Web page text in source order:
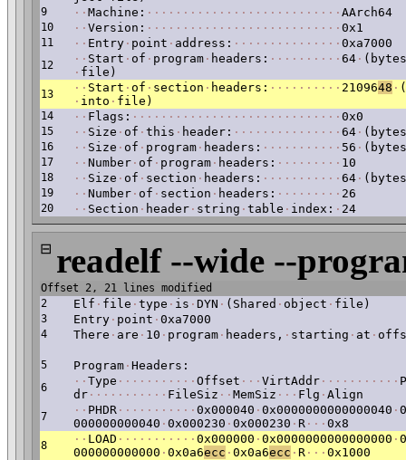
9 · · Machine: · · · · · · · · · · · · · · · · · · · · · · · · · · · AArch64
10 · · Version: · · · · · · · · · · · · · · · · · · · · · · · · · · · 0x1
11 · · Entry · point · address: · · · · · · · · · · · · · · · 0xa7000
12 · · Start · of · program · headers: · · · · · · · · · · 64 · (bytes
· file)
13 · · Start · of · section · headers: · · · · · · · · · · 2109648 ·
· into · file)
14 · · Flags: · · · · · · · · · · · · · · · · · · · · · · · · · · · · · 0x0
15 · · Size · of · this · header: · · · · · · · · · · · · · · · 64 ·
16 · · Size · of · program · headers: · · · · · · · · · · · 56 ·
17 · · Number · of · program · headers: · · · · · · · · · 10
18 · · Size · of · section · headers: · · · · · · · · · · · 64 ·
19 · · Number · of · section · headers: · · · · · · · · · 26
20 · · Section · header · string · table · index: · 24
⊟ readelf --wide --
Offset 2, 21 lines modified
2
Elf · file · type · is · DYN · (Shared · object · file)
3 Entry · point · 0xa7000
4 There · are · 10 · program · headers, · starting · at ·
5 Program · Headers:
6 · · Type · · · · · · · · · · · Offset · · · VirtAddr · · · · · · · · · · ·
dr · · · · · · · · · · · FileSiz · · MemSiz · · · Flg · Align
7 · · PHDR · · · · · · · · · · · 0x000040 · 0x0000000000000040 ·
000000000040 · 0x000230 · 0x000230 · R · · · 0x8
8 · · LOAD · · · · · · · · · · · 0x000000 · 0x0000000000000000 ·
000000000000 · 0x0a6ecc · 0x0a6ecc · R · · · 0x1000